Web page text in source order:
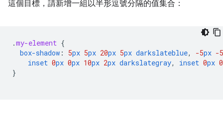
這個目標，請新增一組以半形逗號分隔的值集合：
.my-element {
box-shadow : 5px 5px 20px 5px darkslateblue, -5px -5
inset 0px 0px 10px 2px darkslategray, inset 0px 0
}